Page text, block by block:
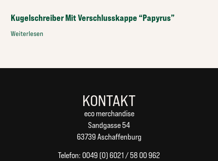
Kugelschreiber Mit Verschlusskappe “Papyrus”
Weiterlesen
KONTAKT
eco merchandise
Sandgasse 54
63739 Aschaffenburg
Telefon: 0049 (0) 6021 / 58 00 962